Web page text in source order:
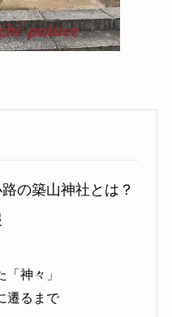
の築山神社とは？
神々」
遷るまで